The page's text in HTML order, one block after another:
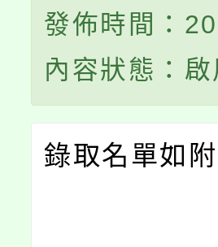
發佈時間：
內容狀態：啟
錄取名單如